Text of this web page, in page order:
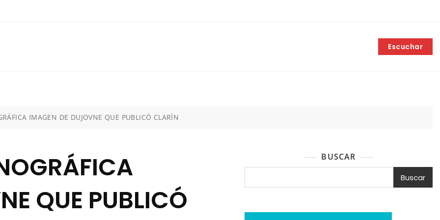
Escuchar
IMAGEN DE DUJOVNE QUE PUBLICÓ CLARÍN
QUE PUBLICÓ
BUSCAR
Buscar